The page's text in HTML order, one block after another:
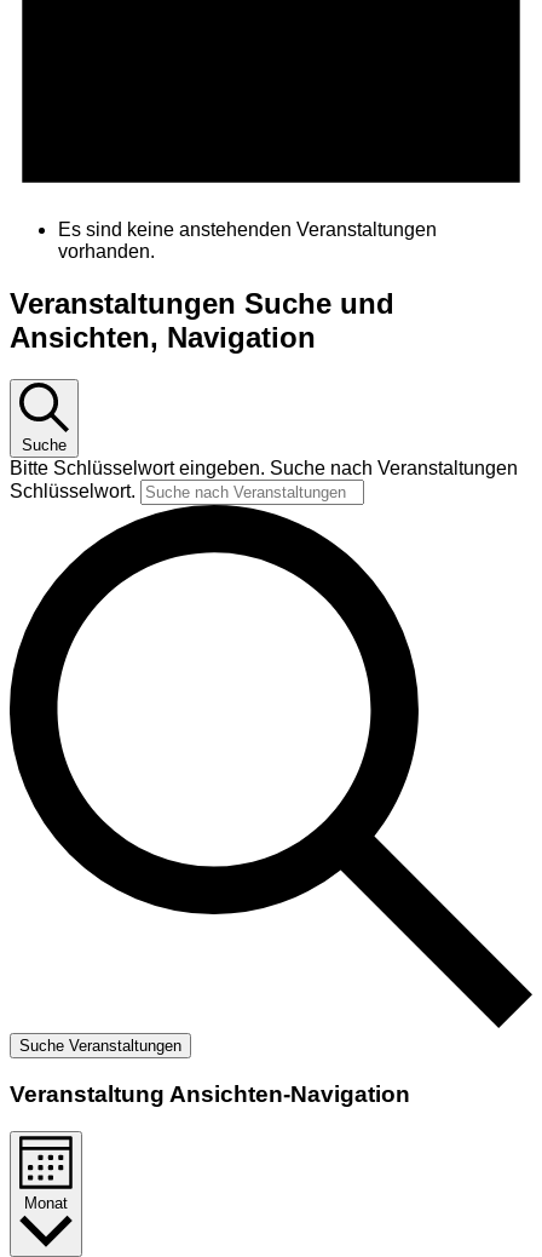
Es sind keine anstehenden Veranstaltungen
vorhanden.
Veranstaltungen Suche und
Ansichten, Navigation
Suche
Bitte Schlüsselwort eingeben. Suche nach Veranstaltungen
Schlüsselwort.
Suche Veranstaltungen
Veranstaltung Ansichten-Navigation
Monat